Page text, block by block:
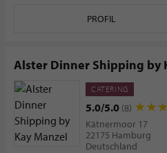
PROFIL
Alster Dinner Shipping by
CATERING
5.0/5.0 (8)
Kätnermoor 17
22175 Hamburg
Deutschland